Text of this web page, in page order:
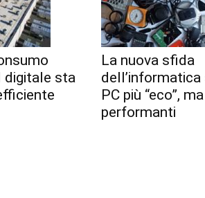
digitale sta
La nuova sfida
PC più “eco”,
performanti